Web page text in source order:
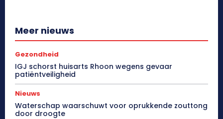
Meer nieuws
Gezondheid
IGJ schorst huisarts Rhoon wegens gevaar
patiëntveiligheid
Nieuws
Waterschap waarschuwt voor oprukkende zouttong
door droogte